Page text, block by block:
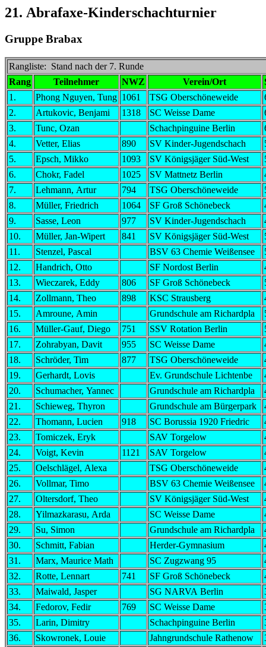
21. Abrafaxe-Kinderschachturnier
Gruppe Brabax
Rangliste: Stand nach der 7. Runde
Rang
Teilnehmer NWZ Verein/Ort
1.
Phong Nguyen, Tung 1061 TSG Oberschöneweide
2.
Artukovic, Benjami 1318 SC Weisse Dame
3.
Tunc, Ozan Schachpinguine Berlin
4.
Vetter, Elias 890 SV Kinder-Jugendschach
5.
Epsch, Mikko 1093 SV Königsjäger Süd-West
6.
Chokr, Fadel 1025 SV Mattnetz Berlin
7.
Lehmann, Artur 794 TSG Oberschöneweide
8.
Müller, Friedrich 1064 SF Groß Schönebeck
9.
Sasse, Leon 977 SV Kinder-Jugendschach
10.
Müller, Jan-Wipert 841 SV Königsjäger Süd-West
11.
Stenzel, Pascal BSV 63 Chemie Weißensee
12.
Handrich, Otto SF Nordost Berlin
13.
Wieczarek, Eddy 806 SF Groß Schönebeck
14.
Zollmann, Theo 898 KSC Strausberg
15.
Amroune, Amin Grundschule am Richardpla
16.
Müller-Gauf, Diego 751 SSV Rotation Berlin
17.
Zohrabyan, Davit 955 SC Weisse Dame
18.
Schröder, Tim 877 TSG Oberschöneweide
19.
Gerhardt, Lovis Ev. Grundschule Lichtenbe
20.
Schumacher, Yannec Grundschule am Richardpla
21.
Schieweg, Thyron Grundschule am Bürgerpark
22.
Thomann, Lucien 918 SC Borussia 1920 Friedric
23.
Tomiczek, Eryk SAV Torgelow
24.
Voigt, Kevin 1121 SAV Torgelow
25.
Oelschlägel, Alexa TSG Oberschöneweide
26.
Vollmar, Timo BSV 63 Chemie Weißensee
27.
Oltersdorf, Theo SV Königsjäger Süd-West
28.
Yilmazkarasu, Arda SC Weisse Dame
29.
Su, Simon Grundschule am Richardpla
30.
Schmitt, Fabian Herder-Gymnasium
31.
Marx, Maurice Math SC Zugzwang 95
32.
Rotte, Lennart 741 SF Groß Schönebeck
33.
Maiwald, Jasper SG NARVA Berlin
34.
Fedorov, Fedir 769 SC Weisse Dame
35.
Larin, Dimitry Schachpinguine Berlin
36.
Skowronek, Louie Jahngrundschule Rathenow